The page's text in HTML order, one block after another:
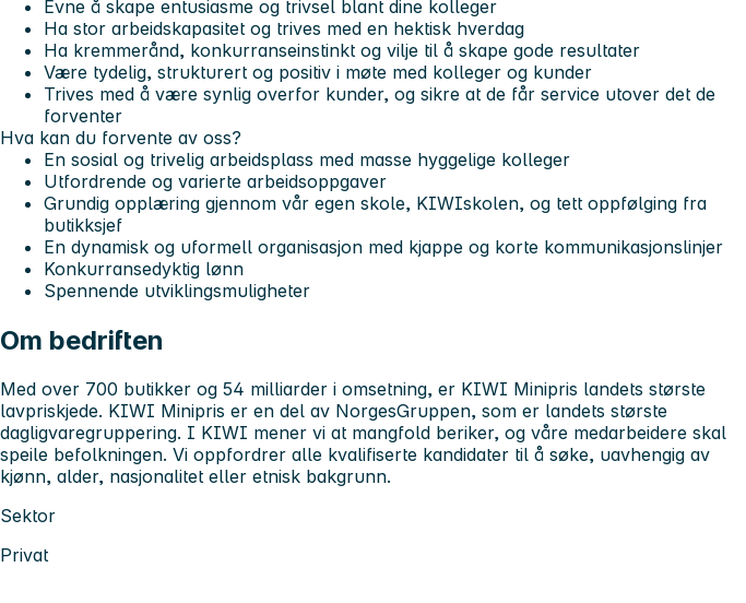
Evne å skape entusiasme og trivsel blant dine kolleger
Ha stor arbeidskapasitet og trives med en hektisk hverdag
Ha kremmerånd, konkurranseinstinkt og vilje til å skape gode resultater
Være tydelig, strukturert og positiv i møte med kolleger og kunder
Trives med å være synlig overfor kunder, og sikre at de får service utover det de
forventer
Hva kan du forvente av oss?
En sosial og trivelig arbeidsplass med masse hyggelige kolleger
Utfordrende og varierte arbeidsoppgaver
Grundig opplæring gjennom vår egen skole, KIWIskolen, og tett oppfølging fra
butikksjef
En dynamisk og uformell organisasjon med kjappe og korte kommunikasjonslinjer
Konkurransedyktig lønn
Spennende utviklingsmuligheter
Om bedriften
Med over 700 butikker og 54 milliarder i omsetning, er KIWI Minipris landets største
lavpriskjede. KIWI Minipris er en del av NorgesGruppen, som er landets største
dagligvaregruppering. I KIWI mener vi at mangfold beriker, og våre medarbeidere skal
speile befolkningen. Vi oppfordrer alle kvalifiserte kandidater til å søke, uavhengig av
kjønn, alder, nasjonalitet eller etnisk bakgrunn.
Sektor
Privat